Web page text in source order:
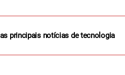
principais notícias de tecnologia